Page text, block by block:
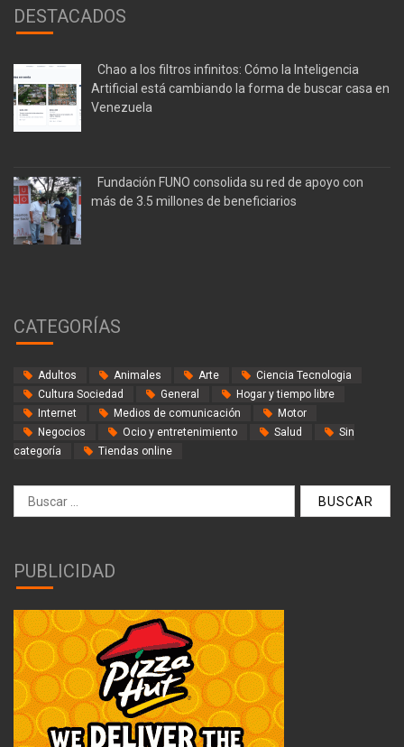
DESTACADOS
Chao a los filtros infinitos: Cómo la Inteligencia
Artificial está cambiando la forma de buscar casa en
Venezuela
Fundación FUNO consolida su red de apoyo con
más de 3.5 millones de beneficiarios
CATEGORÍAS
Adultos Animales Arte
Ciencia Tecnologia
Cultura Sociedad
General
Hogar y tiempo libre
Internet
Medios de comunicación
Motor
Negocios
Ocio y entretenimiento Salud
Sin
categoría
Tiendas online
Buscar:
PUBLICIDAD